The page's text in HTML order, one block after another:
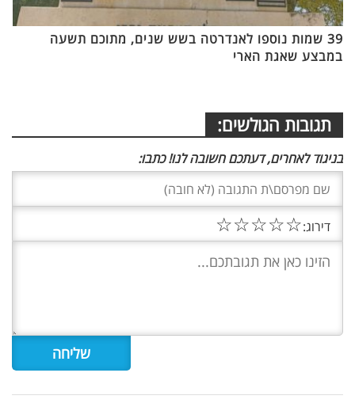
39 שמות נוספו לאנדרטה בשש שנים, מתוכם תשעה
במבצע שאגת הארי
תגובות הגולשים:
בניגוד לאחרים, דעתכם חשובה לנו! כתבו:
דירוג:☆
☆
☆
☆
☆